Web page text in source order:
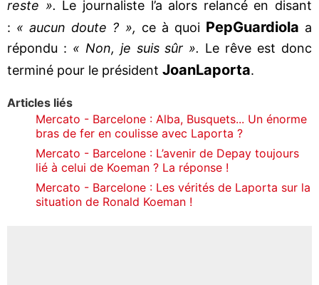
reste ». Le journaliste l’a alors relancé en disant
: « aucun doute ? », ce à quoi PepGuardiola a
répondu : « Non, je suis sûr ». Le rêve est donc
terminé pour le président JoanLaporta.
Articles liés
Mercato - Barcelone : Alba, Busquets... Un énorme
bras de fer en coulisse avec Laporta ?
Mercato - Barcelone : L’avenir de Depay toujours
lié à celui de Koeman ? La réponse !
Mercato - Barcelone : Les vérités de Laporta sur la
situation de Ronald Koeman !